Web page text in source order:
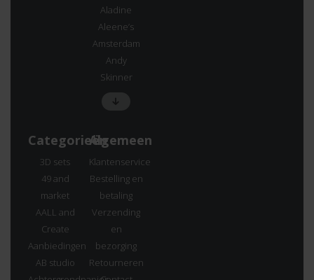
Aladine
Aleene’s
Amsterdam
Andy
Skinner
Categorieën
3D sets
49 and
market
AALL and
Create
Aanbiedingen
AB studio
Algemeen
Klantenservice
Bestelling en
betaling
Verzending
en
bezorging
Retourneren